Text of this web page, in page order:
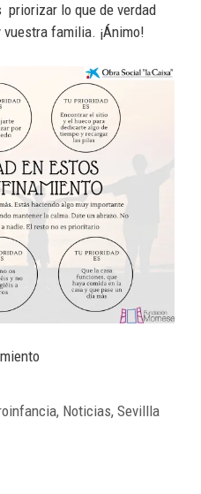
priorizar lo que de verdad
familia. ¡Ánimo!
, Noticias,Sevillla